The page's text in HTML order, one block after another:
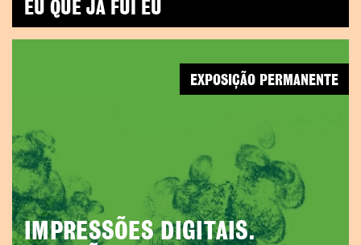
EU QUE JÁ FUI EU
IMPRESSÕES DIGITAIS.
EXPOSIÇÃO PERMANENTE